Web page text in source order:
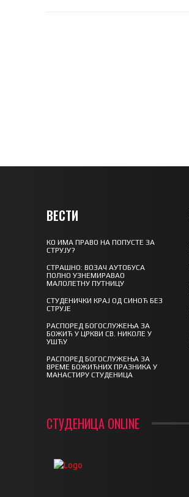
ВЕСТИ
КО ИМА ПРАВО НА ПОПУСТЕ ЗА
СТРУЈУ?
СТРАШНО: ВОЗАЧ АУТОБУСА
ПОЛНО УЗНЕМИРАВАО
МАЛОЛЕТНУ ПУТНИЦУ
СТУДЕНИЧКИ КРАЈ ОД СИНОЋ БЕЗ
СТРУЈЕ
РАСПОРЕД БОГОСЛУЖЕЊА ЗА
БОЖИЋ У ЦРКВИ СВ. НИКОЛЕ У
УШЋУ
РАСПОРЕД БОГОСЛУЖЕЊА ЗА
ВРЕМЕ БОЖИЋНИХ ПРАЗНИКА У
МАНАСТИРУ СТУДЕНИЦА
СТУДЕНИЦА ONLINE